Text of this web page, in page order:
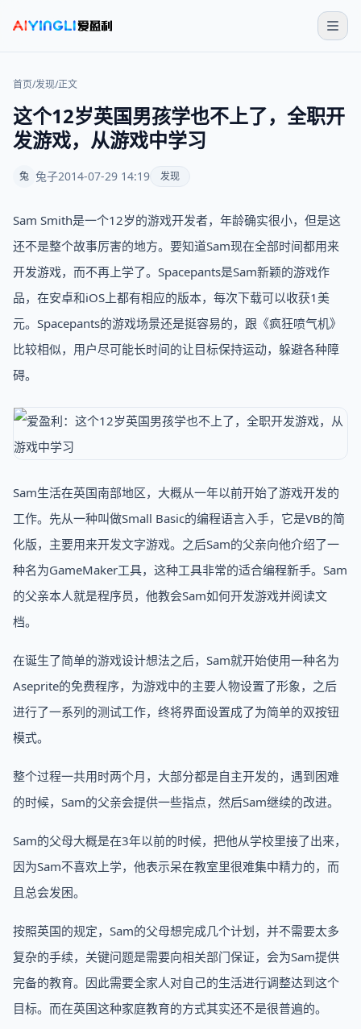
首页/发现/正文
这个12岁英国男孩学也不上了，全职开
发游戏，从游戏中学习
兔 兔子2014-07-29 14:19 发现
Sam Smith是一个12岁的游戏开发者，年龄确实很小，但是这
还不是整个故事厉害的地方。要知道Sam现在全部时间都用来
开发游戏，而不再上学了。Spacepants是Sam新颖的游戏作
品，在安卓和iOS上都有相应的版本，每次下载可以收获1美
元。Spacepants的游戏场景还是挺容易的，跟《疯狂喷气机》
比较相似，用户尽可能长时间的让目标保持运动，躲避各种障
碍。
Sam生活在英国南部地区，大概从一年以前开始了游戏开发的
工作。先从一种叫做Small Basic的编程语言入手，它是VB的简
化版，主要用来开发文字游戏。之后Sam的父亲向他介绍了一
种名为GameMaker工具，这种工具非常的适合编程新手。Sam
的父亲本人就是程序员，他教会Sam如何开发游戏并阅读文
档。
在诞生了简单的游戏设计想法之后，Sam就开始使用一种名为
Aseprite的免费程序，为游戏中的主要人物设置了形象，之后
进行了一系列的测试工作，终将界面设置成了为简单的双按钮
模式。
整个过程一共用时两个月，大部分都是自主开发的，遇到困难
的时候，Sam的父亲会提供一些指点，然后Sam继续的改进。
Sam的父母大概是在3年以前的时候，把他从学校里接了出来，
因为Sam不喜欢上学，他表示呆在教室里很难集中精力的，而
且总会发困。
按照英国的规定，Sam的父母想完成几个计划，并不需要太多
复杂的手续，关键问题是需要向相关部门保证，会为Sam提供
完备的教育。因此需要全家人对自己的生活进行调整达到这个
目标。而在英国这种家庭教育的方式其实还不是很普遍的。